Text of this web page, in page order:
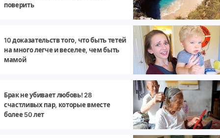
поверить
10 доказательств того, что быть тетей
на много легче и веселее, чем быть
мамой
Брак не убивает любовь! 28
счастливых пар, которые вместе
более 50 лет